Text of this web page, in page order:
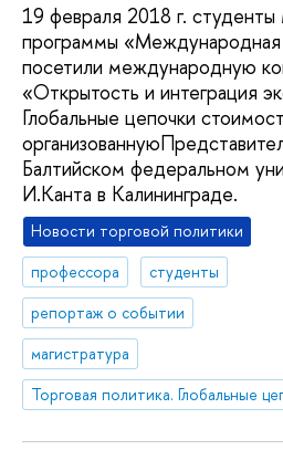
19 февраля 2018 г. студенты
программы «Международная
посетили международную
«Открытость и интеграция
Глобальные цепочки
Балтийском федеральном
И.Канта в Калининграде.
Новости торговой политики
профессора
студенты
репортаж о событии
магистратура